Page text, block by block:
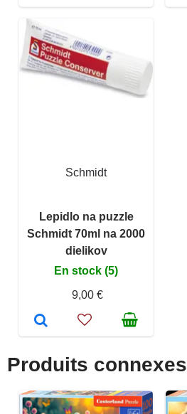
Schmidt
Lepidlo na puzzle
Schmidt 70ml na 2000
dielikov
En stock (5)
9,00 €
Produits connexes